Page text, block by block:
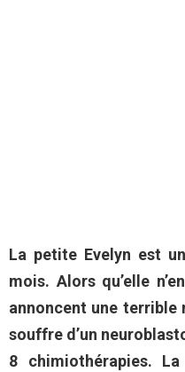
La petite Evelyn est
mois. Alors qu’elle
annoncent une terrible
souffre d’un
8 chimiothérapies.